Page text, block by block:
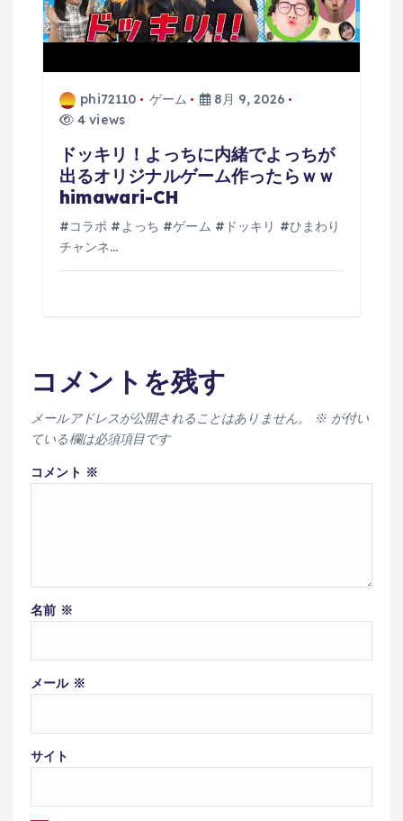
phi72110 ゲーム
8月 9, 2026
4 views
ドッキリ！よっちに内緒でよっちが
出るオリジナルゲーム作ったらｗｗ
himawari-CH
#コラボ #よっち #ゲーム #ドッキリ #ひまわり
チャンネ…
コメントを残す
メールアドレスが公開されることはありません。 ※が付い
ている欄は必須項目です
コメント ※
名前 ※
メール ※
サイト